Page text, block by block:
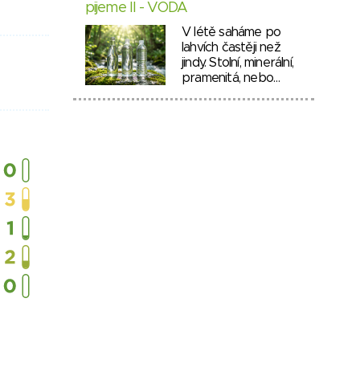
pijeme II - VODA
V létě saháme po
lahvích častěji než
jindy. Stolní, minerální,
pramenitá, nebo…